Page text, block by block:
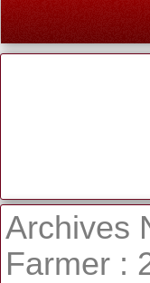
Archives
Farmer :